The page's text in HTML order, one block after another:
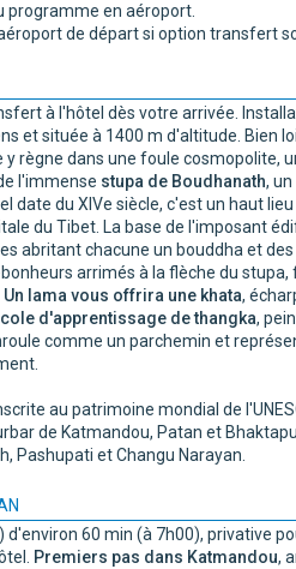
programme en aéroport.
de départ si option transfert
à l'hôtel dès votre arrivée.
et située à 1400 m d'altitude. Bien
règne dans une foule cosmopolite,
l'immense stupa de Boudhanath,
date du XIVe siècle, c'est un haut
du Tibet. La base de l'imposant
abritant chacune un bouddha et
arrimés à la flèche du
Un lama vous offrira une khata,
d'apprentissage de thangka,
comme un parchemin et
au patrimoine mondial de
de Katmandou, Patan et
Pashupati et Changu Narayan.
60 min (à 7h00), privative
Premiers pas dans Katmandou,